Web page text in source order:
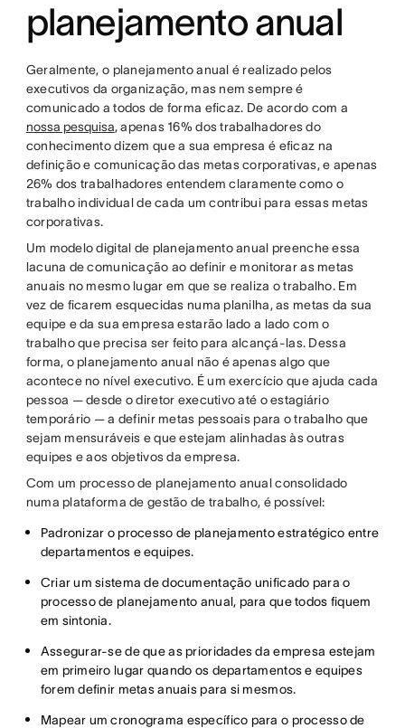
planejamento anual
Geralmente, o planejamento anual é realizado pelos
executivos da organização, mas nem sempre é
comunicado a todos de forma eficaz. De acordo com a
nossa pesquisa, apenas 16% dos trabalhadores do
conhecimento dizem que a sua empresa é eficaz na
definição e comunicação das metas corporativas, e apenas
26% dos trabalhadores entendem claramente como o
trabalho individual de cada um contribui para essas metas
corporativas.
Um modelo digital de planejamento anual preenche essa
lacuna de comunicação ao definir e monitorar as metas
anuais no mesmo lugar em que se realiza o trabalho. Em
vez de ficarem esquecidas numa planilha, as metas da sua
equipe e da sua empresa estarão lado a lado com o
trabalho que precisa ser feito para alcançá-las. Dessa
forma, o planejamento anual não é apenas algo que
acontece no nível executivo. É um exercício que ajuda cada
pessoa — desde o diretor executivo até o estagiário
temporário — a definir metas pessoais para o trabalho que
sejam mensuráveis e que estejam alinhadas às outras
equipes e aos objetivos da empresa.
Com um processo de planejamento anual consolidado
numa plataforma de gestão de trabalho, é possível:
Padronizar o processo de planejamento estratégico entre
departamentos e equipes.
Criar um sistema de documentação unificado para o
processo de planejamento anual, para que todos fiquem
em sintonia.
Assegurar-se de que as prioridades da empresa estejam
em primeiro lugar quando os departamentos e equipes
forem definir metas anuais para si mesmos.
Mapear um cronograma específico para o processo de